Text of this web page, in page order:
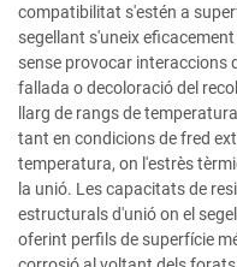
compatibilitat s'estén a
segellant s'uneix
sense provocar interaccions
fallada o decoloració del
llarg de rangs de
tant en condicions de fred
temperatura, on l'estrès
la unió. Les capacitats de
estructurals d'unió on el
oferint perfils de superfície